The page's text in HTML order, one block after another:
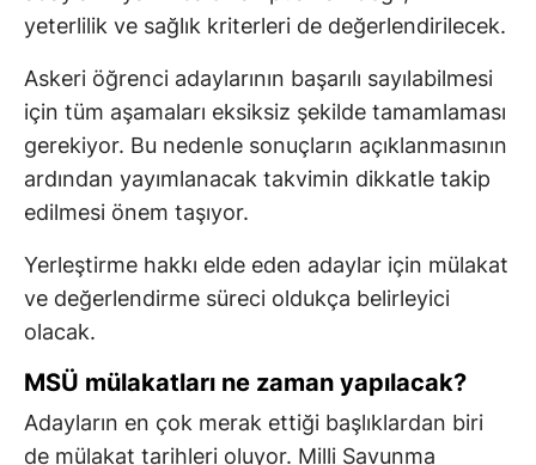
yeterlilik ve sağlık kriterleri de değerlendirilecek.
Askeri öğrenci adaylarının başarılı sayılabilmesi
için tüm aşamaları eksiksiz şekilde tamamlaması
gerekiyor. Bu nedenle sonuçların açıklanmasının
ardından yayımlanacak takvimin dikkatle takip
edilmesi önem taşıyor.
Yerleştirme hakkı elde eden adaylar için mülakat
ve değerlendirme süreci oldukça belirleyici
olacak.
MSÜ mülakatları ne zaman yapılacak?
Adayların en çok merak ettiği başlıklardan biri
de mülakat tarihleri oluyor. Milli Savunma